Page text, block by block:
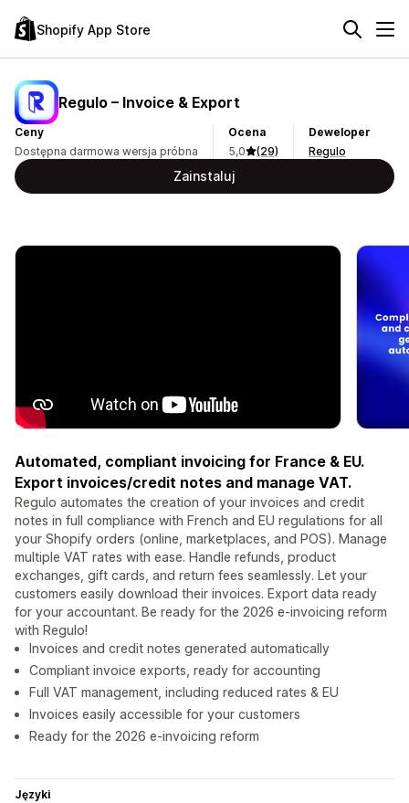
Shopify App Store
Regulo – Invoice & Export
Ceny
Dostępna darmowa wersja próbna
Ocena
5,0
(29)
Deweloper
Regulo
Zainstaluj
Automated, compliant invoicing for France & EU.
Export invoices/credit notes and manage VAT.
Regulo automates the creation of your invoices and credit
notes in full compliance with French and EU regulations for all
your Shopify orders (online, marketplaces, and POS). Manage
multiple VAT rates with ease. Handle refunds, product
exchanges, gift cards, and return fees seamlessly. Let your
customers easily download their invoices. Export data ready
for your accountant. Be ready for the 2026 e-invoicing reform
with Regulo!
Invoices and credit notes generated automatically
Compliant invoice exports, ready for accounting
Full VAT management, including reduced rates & EU
Invoices easily accessible for your customers
Ready for the 2026 e-invoicing reform
Języki